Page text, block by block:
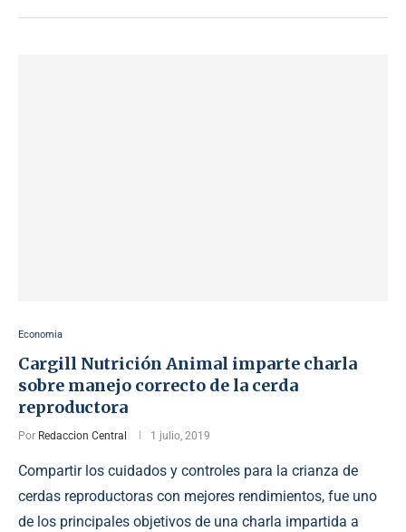
Economia
Cargill Nutrición Animal imparte charla
sobre manejo correcto de la cerda
reproductora
Por Redaccion Central 1 julio, 2019
Compartir los cuidados y controles para la crianza de
cerdas reproductoras con mejores rendimientos, fue uno
de los principales objetivos de una charla impartida a